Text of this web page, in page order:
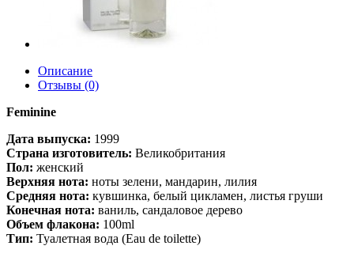
Описание
Отзывы (0)
Feminine
Дата выпуска: 1999
Страна изготовитель: Великобритания
Пол: женский
Верхняя нота: ноты зелени, мандарин, лилия
Средняя нота: кувшинка, белый цикламен, листья груши
Конечная нота: ваниль, сандаловое дерево
Объем флакона: 100ml
Тип: Туалетная вода (Eau de toilette)